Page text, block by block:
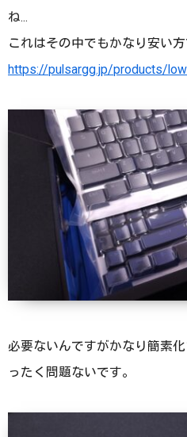
ね...
これはその中でもかなり安い方
https://pulsargg.jp/products/
必要ないんですがかなり簡素
ったく問題ないです。